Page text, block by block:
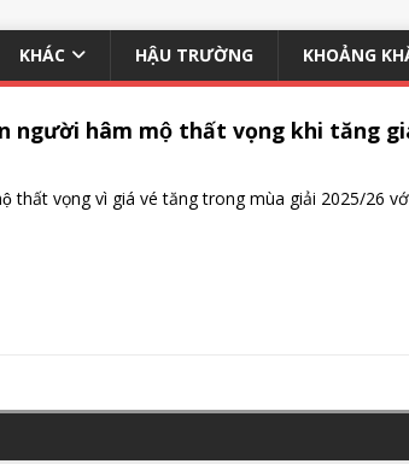
KHÁC HẬU TRƯỜNG KHOẢNG
người hâm mộ thất vọng khi tăng
thất vọng vì giá vé tăng trong mùa giải 2025/26